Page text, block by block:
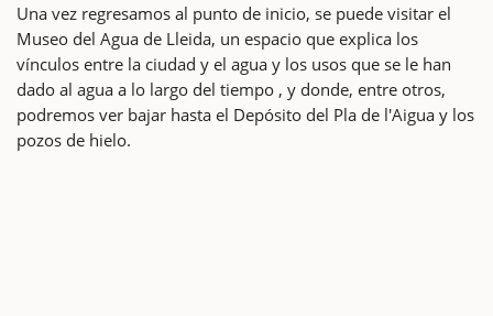
Una vez regresamos al punto de inicio, se puede visitar el
Museo del Agua de Lleida, un espacio que explica los
vínculos entre la ciudad y el agua y los usos que se le han
dado al agua a lo largo del tiempo , y donde, entre otros,
podremos ver bajar hasta el Depósito del Pla de l'Aigua y los
pozos de hielo.